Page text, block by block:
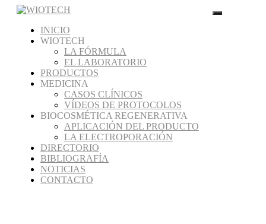
INICIO
WIOTECH
LA FÓRMULA
EL LABORATORIO
PRODUCTOS
MEDICINA
CASOS CLÍNICOS
VÍDEOS DE PROTOCOLOS
BIOCOSMÉTICA REGENERATIVA
APLICACIÓN DEL PRODUCTO
LA ELECTROPORACIÓN
DIRECTORIO
BIBLIOGRAFÍA
NOTICIAS
CONTACTO